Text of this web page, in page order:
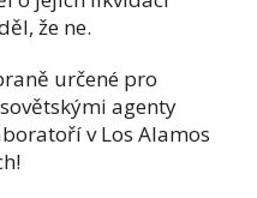
že ne.
určené pro
agenty
v Los Alamos